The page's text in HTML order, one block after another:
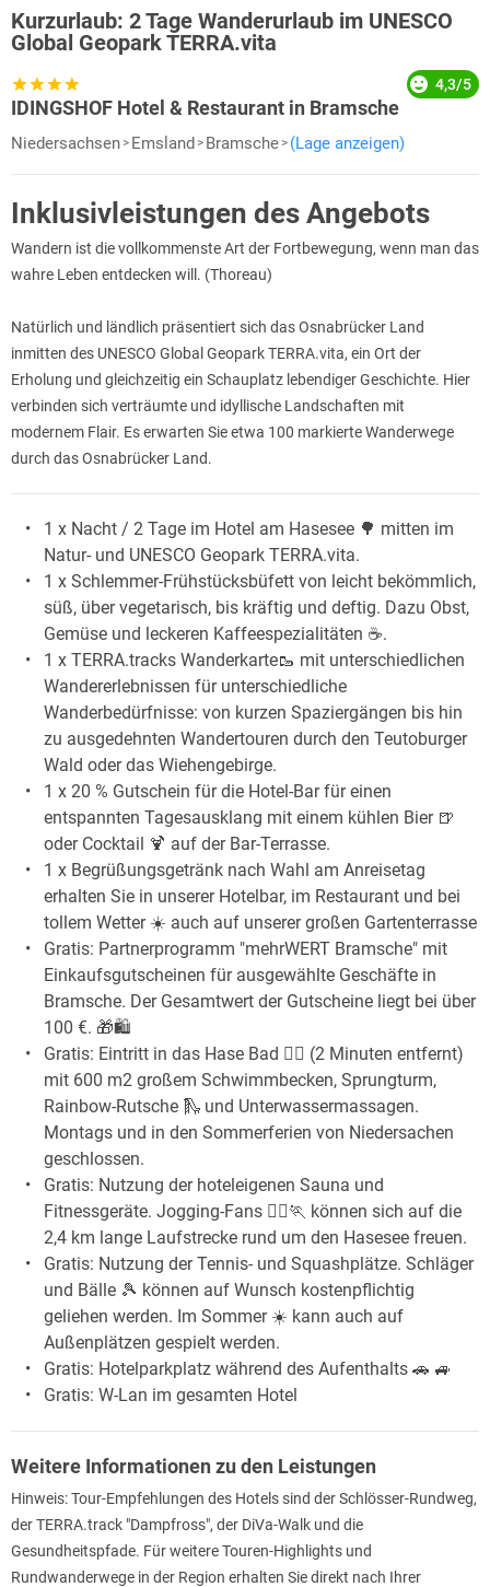
Kurzurlaub: 2 Tage Wanderurlaub im UNESCO
Global Geopark TERRA.vita
IDINGSHOF Hotel & Restaurant in Bramsche
4,3/5
Niedersachsen Emsland Bramsche (Lage anzeigen)
Inklusivleistungen des Angebots
Wandern ist die vollkommenste Art der Fortbewegung, wenn man das
wahre Leben entdecken will. (Thoreau)
Natürlich und ländlich präsentiert sich das Osnabrücker Land
inmitten des UNESCO Global Geopark TERRA.vita, ein Ort der
Erholung und gleichzeitig ein Schauplatz lebendiger Geschichte. Hier
verbinden sich verträumte und idyllische Landschaften mit
modernem Flair. Es erwarten Sie etwa 100 markierte Wanderwege
durch das Osnabrücker Land.
1 x Nacht / 2 Tage im Hotel am Hasesee 🌳 mitten im
Natur- und UNESCO Geopark TERRA.vita.
1 x Schlemmer-Frühstücksbüfett von leicht bekömmlich,
süß, über vegetarisch, bis kräftig und deftig. Dazu Obst,
Gemüse und leckeren Kaffeespezialitäten ☕️.
1 x TERRA.tracks Wanderkarte🥾 mit unterschiedlichen
Wandererlebnissen für unterschiedliche
Wanderbedürfnisse: von kurzen Spaziergängen bis hin
zu ausgedehnten Wandertouren durch den Teutoburger
Wald oder das Wiehengebirge.
1 x 20 % Gutschein für die Hotel-Bar für einen
entspannten Tagesausklang mit einem kühlen Bier 🍺
oder Cocktail 🍹 auf der Bar-Terrasse.
1 x Begrüßungsgetränk nach Wahl am Anreisetag
erhalten Sie in unserer Hotelbar, im Restaurant und bei
tollem Wetter ☀️ auch auf unserer großen Gartenterrasse
Gratis: Partnerprogramm "mehrWERT Bramsche" mit
Einkaufsgutscheinen für ausgewählte Geschäfte in
Bramsche. Der Gesamtwert der Gutscheine liegt bei über
100 €. 🎁🛍️
Gratis: Eintritt in das Hase Bad 🏊‍♀️ (2 Minuten entfernt)
mit 600 m2 großem Schwimmbecken, Sprungturm,
Rainbow-Rutsche 🛝 und Unterwassermassagen.
Montags und in den Sommerferien von Niedersachen
geschlossen.
Gratis: Nutzung der hoteleigenen Sauna und
Fitnessgeräte. Jogging-Fans 🏃‍♀️🏃 können sich auf die
2,4 km lange Laufstrecke rund um den Hasesee freuen.
Gratis: Nutzung der Tennis- und Squashplätze. Schläger
und Bälle 🎾 können auf Wunsch kostenpflichtig
geliehen werden. Im Sommer ☀️ kann auch auf
Außenplätzen gespielt werden.
Gratis: Hotelparkplatz während des Aufenthalts 🚗 🚙
Gratis: W-Lan im gesamten Hotel
Weitere Informationen zu den Leistungen
Hinweis: Tour-Empfehlungen des Hotels sind der Schlösser-Rundweg,
der TERRA.track "Dampfross", der DiVa-Walk und die
Gesundheitspfade. Für weitere Touren-Highlights und
Rundwanderwege in der Region erhalten Sie direkt nach Ihrer